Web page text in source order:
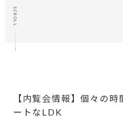
SCROLL
【内覧会情報】個々の
ートなLDK